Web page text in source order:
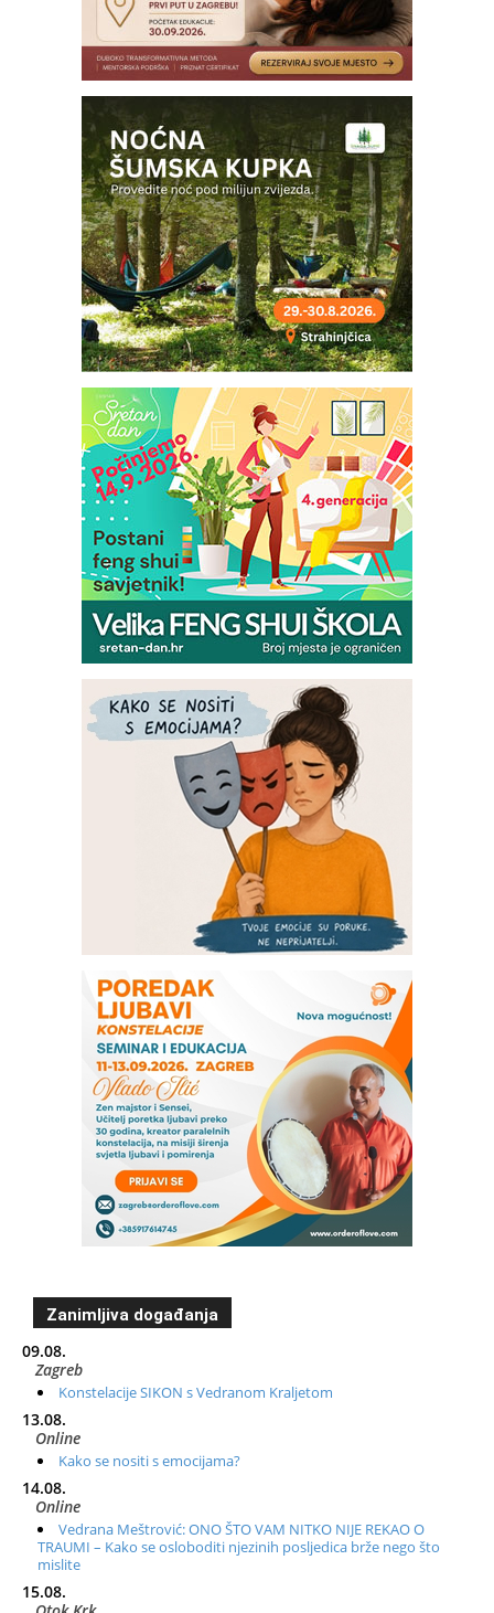
Zanimljiva događanja
09.08.
Zagreb
Konstelacije SIKON s Vedranom Kraljetom
13.08.
Online
Kako se nositi s emocijama?
14.08.
Online
Vedrana Meštrović: ONO ŠTO VAM NITKO NIJE REKAO O
TRAUMI – Kako se osloboditi njezinih posljedica brže nego što
mislite
15.08.